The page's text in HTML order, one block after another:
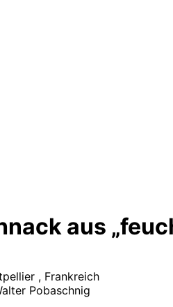
aus
, Frankreich
Pobaschnig